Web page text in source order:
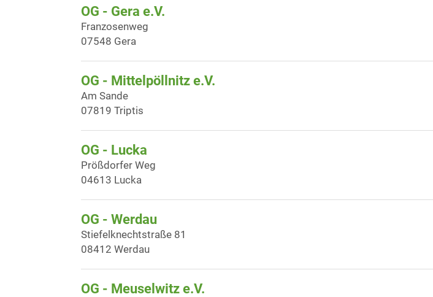
OG - Gera e.V.
Franzosenweg
07548 Gera
OG - Mittelpöllnitz e.V.
Am Sande
07819 Triptis
OG - Lucka
Prößdorfer Weg
04613 Lucka
OG - Werdau
Stiefelknechtstraße 81
08412 Werdau
OG - Meuselwitz e.V.